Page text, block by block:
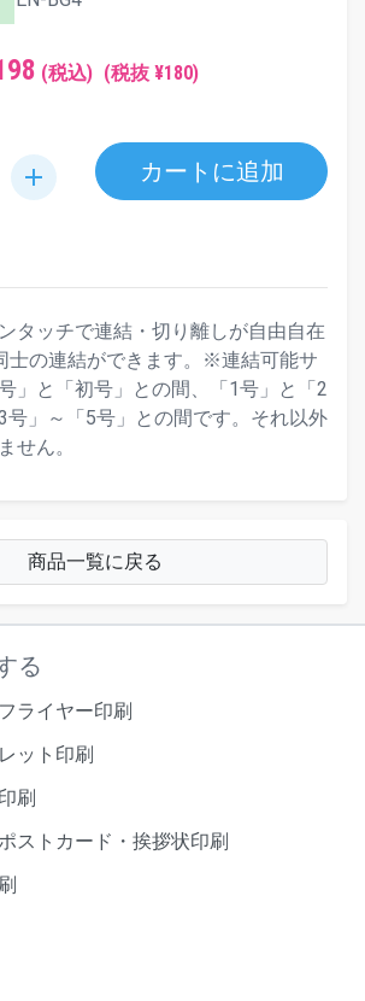
(税込) (税抜 ¥180)
add カートに追加
タッチで連結・切り離しが自由自在
士の連結ができます。※連結可能サ
」と「初号」との間、「1号」と「2
号」～「5号」との間です。それ以外
せん。
商品一覧に戻る
る
ライヤー印刷
ット印刷
刷
ストカード・挨拶状印刷